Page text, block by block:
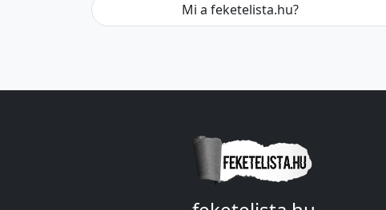
Mi a feketelista.hu?